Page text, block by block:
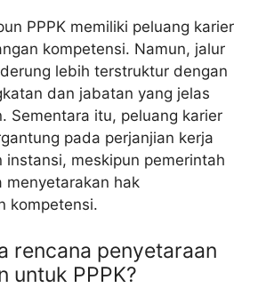
PPPK memiliki peluang karier
kompetensi. Namun, jalur
lebih terstruktur dengan
dan jabatan yang jelas
Sementara itu, peluang karier
pada perjanjian kerja
instansi, meskipun pemerintah
menyetarakan hak
kompetensi.
rencana penyetaraan
untuk PPPK?